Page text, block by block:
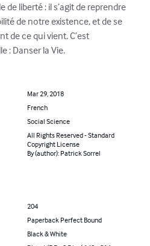
liberté : il s’agit de reprendre
de notre existence, et de se
de ce qui vient. C’est
: Danser la Vie.
Mar 29, 2018
French
Social Science
All Rights Reserved - Standard
Copyright License
By (author): Patrick Sorrel
204
Paperback Perfect Bound
Black & White